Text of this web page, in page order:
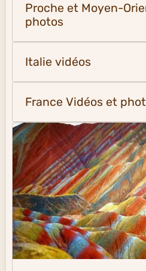
Proche et Moyen-
photos
Italie vidéos
France Vidéos et